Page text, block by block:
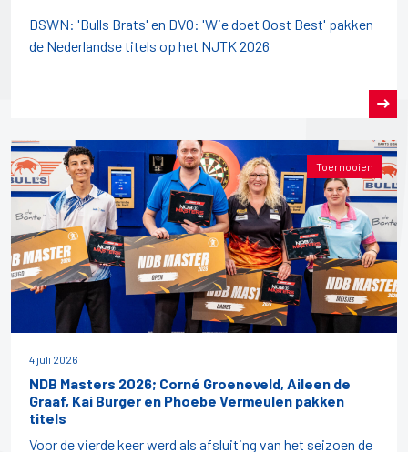
DSWN: 'Bulls Brats' en DVO: 'Wie doet Oost Best' pakken
de Nederlandse titels op het NJTK 2026
Toernooien
4 juli 2026
NDB Masters 2026; Corné Groeneveld, Aileen de
Graaf, Kai Burger en Phoebe Vermeulen pakken
titels
Voor de vierde keer werd als afsluiting van het seizoen de